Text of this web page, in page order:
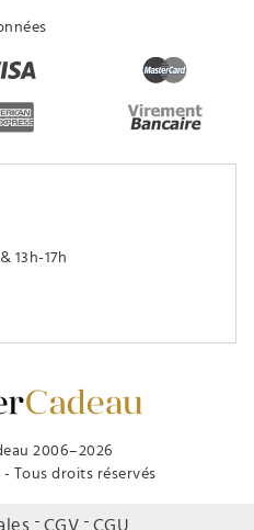
2006–2026
- Tous droits réservés
13h-17h
CGV CGU